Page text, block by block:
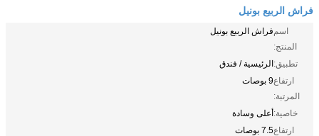
فراش الربيع بونيل
اسم
المنتج:
فراش الربيع بونيل
تطبيق:الرئيسية / فندق
ارتفاع
المرتبة:
9 بوصات
خاصية:أعلى وسادة
ارتفاع7.5 بوصات